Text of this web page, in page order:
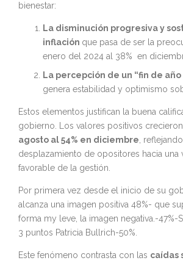
bienestar:
La disminución progresiva y
inflación que pasa de ser la
enero del 2024 al 38% en
La percepción de un “fin de
genera estabilidad y optimismo
Estos elementos justifican la buena
gobierno. Los valores positivos
agosto al 54% en diciembre,
desplazamiento de opositores hacia una
favorable de la gestión.
Por primera vez desde el inicio de su
alcanza una imagen positiva 48%- que
forma my leve, la imagen negativa.-
3 puntos Patricia Bullrich-50%.
Este fenómeno contrasta con las caídas